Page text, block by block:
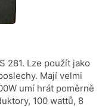
281. Lze použít jako
Mají velmi
umí hrát poměrně
100 wattů, 8